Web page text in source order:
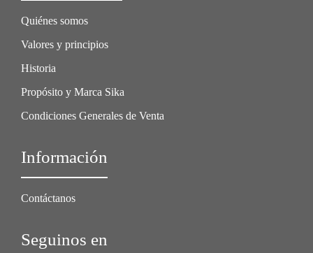
Quiénes somos
Valores y principios
Historia
Propósito y Marca Sika
Condiciones Generales de Venta
Información
Contáctanos
Seguinos en